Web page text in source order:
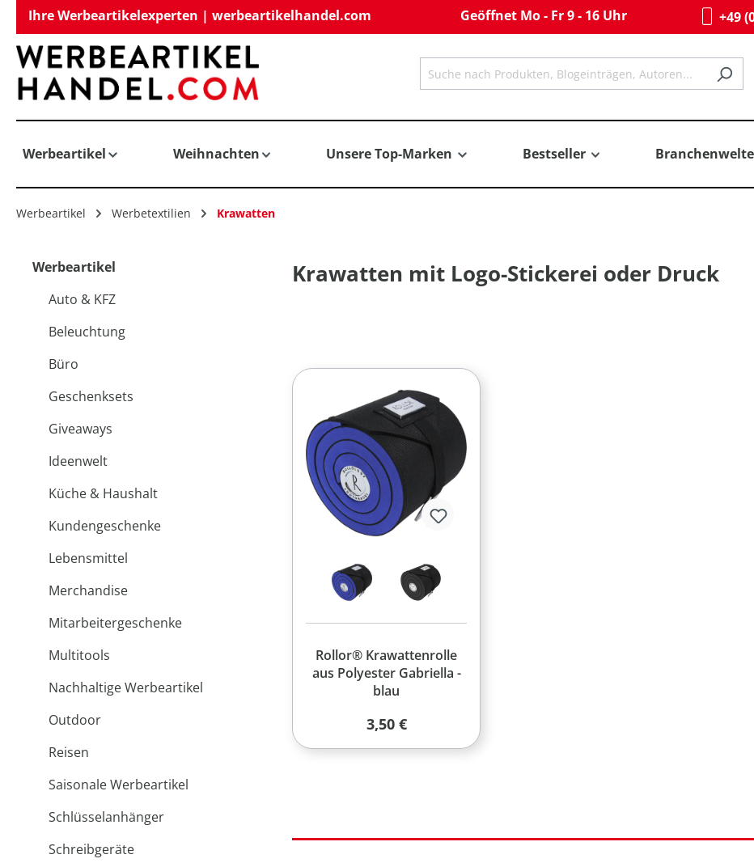
Zur Hauptnavigation springen
Ihre Werbeartikelexperten | werbeartikelhandel.com Geöffnet Mo - Fr 9 - 16 Uhr +49
Werbeartikel Weihnachten Unsere Top-Marken Bestseller
Werbeartikel Werbetextilien Krawatten
Krawatten mit Logo-Stickerei oder Druck
Rollor® Krawattenrolle
aus Polyester Gabriella -
blau
Regulärer Preis:
3,50 €
Werbeartikel
Auto & KFZ
Beleuchtung
Büro
Geschenksets
Giveaways
Ideenwelt
Küche & Haushalt
Kundengeschenke
Lebensmittel
Merchandise
Mitarbeitergeschenke
Multitools
Nachhaltige Werbeartikel
Outdoor
Reisen
Saisonale Werbeartikel
Schlüsselanhänger
Schreibgeräte